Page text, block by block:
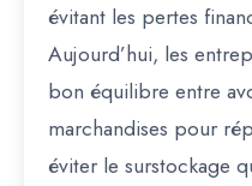
évitant les pertes
Aujourd’hui, les
bon équilibre entre
marchandises pour
éviter le surstockage